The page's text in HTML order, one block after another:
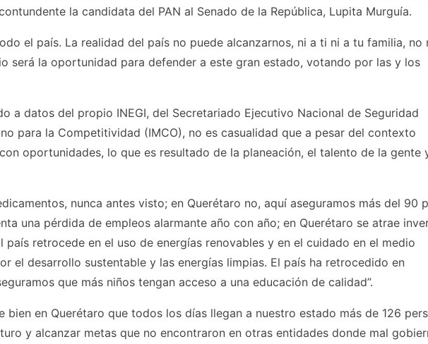
la candidata del PAN al Senado de la República, Lupita Murguía.
el país. La realidad del país no puede alcanzarnos, ni a ti ni a tu familia, no
será la oportunidad para defender a este gran estado, votando por las y los
a datos del propio INEGI, del Secretariado Ejecutivo Nacional de Seguridad
para la Competitividad (IMCO), no es casualidad que a pesar del contexto
oportunidades, lo que es resultado de la planeación, el talento de la gente
nunca antes visto; en Querétaro no, aquí aseguramos más del 90
una pérdida de empleos alarmante año con año; en Querétaro se atrae
país retrocede en el uso de energías renovables y en el cuidado en el medio
el desarrollo sustentable y las energías limpias. El país ha retrocedido en
que más niños tengan acceso a una educación de calidad”.
bien en Querétaro que todos los días llegan a nuestro estado más de 126
y alcanzar metas que no encontraron en otras entidades donde mal